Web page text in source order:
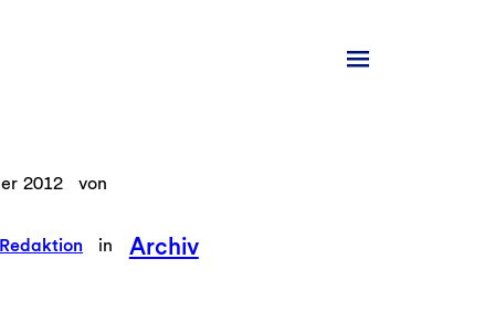
2012 von
in Archiv